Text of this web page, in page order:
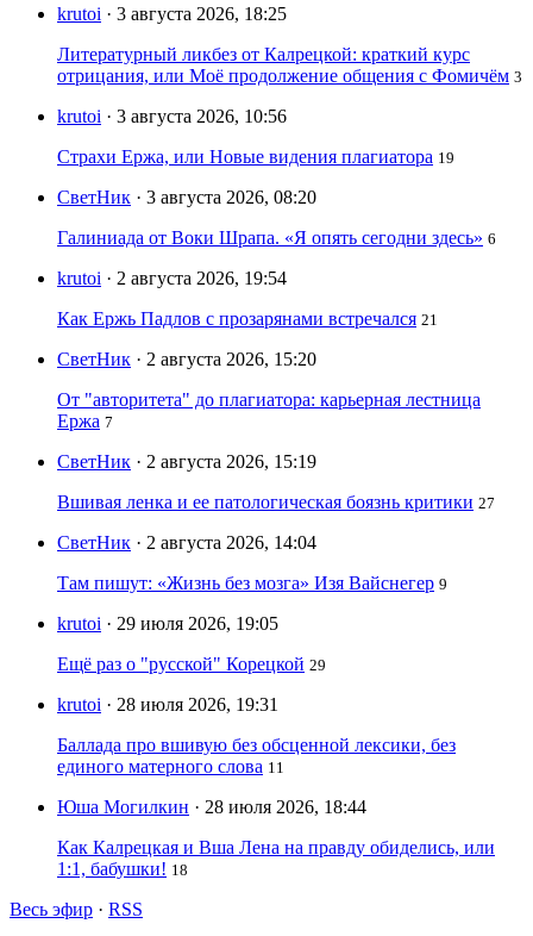
krutoi · 3 августа 2026, 18:25
Литературный ликбез от Калрецкой: краткий курс
отрицания, или Моё продолжение общения с Фомичём 3
krutoi · 3 августа 2026, 10:56
Страхи Ержа, или Новые видения плагиатора 19
СветНик · 3 августа 2026, 08:20
Галиниада от Воки Шрапа. «Я опять сегодни здесь» 6
krutoi · 2 августа 2026, 19:54
Как Ержь Падлов с прозарянами встречался 21
СветНик · 2 августа 2026, 15:20
От "авторитета" до плагиатора: карьерная лестница
Ержа 7
СветНик · 2 августа 2026, 15:19
Вшивая ленка и ее патологическая боязнь критики 27
СветНик · 2 августа 2026, 14:04
Там пишут: «Жизнь без мозга» Изя Вайснегер 9
krutoi · 29 июля 2026, 19:05
Ещё раз о "русской" Корецкой 29
krutoi · 28 июля 2026, 19:31
Баллада про вшивую без обсценной лексики, без
единого матерного слова 11
Юша Могилкин · 28 июля 2026, 18:44
Как Калрецкая и Вша Лена на правду обиделись, или
1:1, бабушки! 18
Весь эфир · RSS